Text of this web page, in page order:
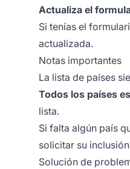
Actualiza el
Si tenías el
actualizada.
Notas importantes
La lista de países
Todos los países
lista.
Si falta algún país
solicitar su
Solución de